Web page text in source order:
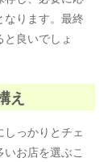
なります。最終
良いでしょ
え
っかりとチェ
お店を選ぶこ